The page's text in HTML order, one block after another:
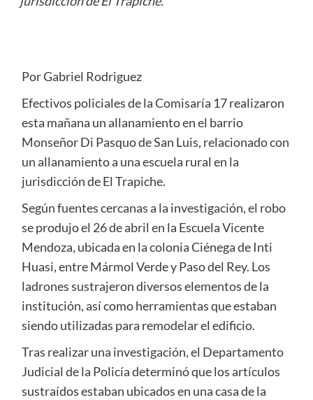
Por Gabriel Rodriguez
Efectivos policiales de la Comisaría 17 realizaron
esta mañana un allanamiento en el barrio
Monseñor Di Pasquo de San Luis, relacionado con
un allanamiento a una escuela rural en la
jurisdicción de El Trapiche.
Según fuentes cercanas a la investigación, el robo
se produjo el 26 de abril en la Escuela Vicente
Mendoza, ubicada en la colonia Ciénega de Inti
Huasi, entre Mármol Verde y Paso del Rey. Los
ladrones sustrajeron diversos elementos de la
institución, así como herramientas que estaban
siendo utilizadas para remodelar el edificio.
Tras realizar una investigación, el Departamento
Judicial de la Policía determinó que los artículos
sustraídos estaban ubicados en una casa de la